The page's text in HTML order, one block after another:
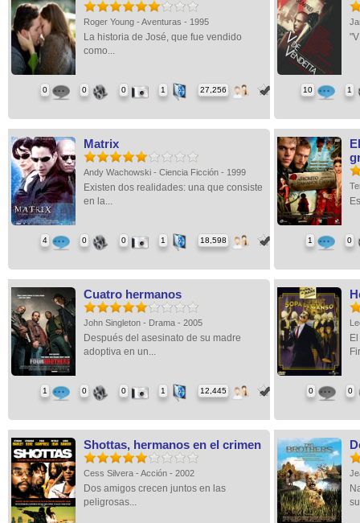
Roger Young - Aventuras - 1995
La historia de José, que fue vendido
como...
0 0 0 1 27,256 10 1
Matrix
Andy Wachowski - Ciencia Ficción - 1999
Existen dos realidades: una que consiste
en la...
4 0 0 1 18,598 1 0
Cuatro hermanos
John Singleton - Drama - 2005
Después del asesinato de su madre
adoptiva en un...
1 0 0 1 12,445 0 0
Shottas, hermanos en el crimen
Cess Silvera - Acción - 2002
Dos amigos crecen juntos en las
peligrosas...